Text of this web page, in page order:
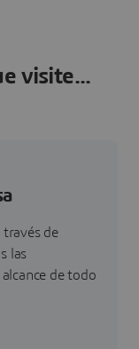
visite...
través de
las
de todo